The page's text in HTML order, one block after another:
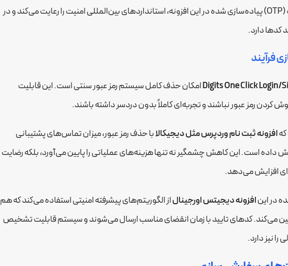
امنیتی را دارد. سیستم رمز یکبار مصرف (OTP) پیاده‌سازی شده در این افزونه، استانداردهای بین‌المللی امنیت را رعایت می‌کند و در
کدها دارد.
فرآیند
امکان حذف کامل سیستم رمز عبور سنتی است. این قابلیت
کردن رمز عبور نباشند و تجربه‌ای کاملاً بدون دردسر داشته باشند.
افزونه ثبت نام وردپرس مثل دیجیکالابا حذف رمز عبور، میزان تماس‌های پشتیبانی
رمز را تا ۹۰ درصد کاهش داده است. این کاهش چشمگیر نه تنها هزینه‌های عملیاتی را پایین می‌آورد، بلکه رضایت
افزایش می‌دهد.
در اینافزونه دیجیتس اورجینالاز الگوریتم‌های پیشرفته امنیتی استفاده می‌کند که هم
می‌کند. کدهای تایید با زمان انقضای مناسب ارسال می‌شوند و سیستم قابلیت تشخیص
نیز دارد.